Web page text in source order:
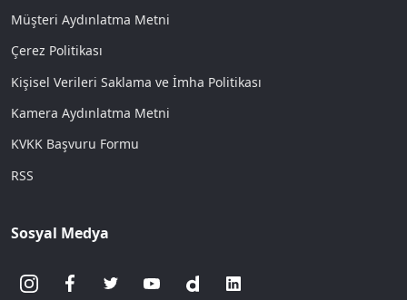
Müşteri Aydınlatma Metni
Çerez Politikası
Kişisel Verileri Saklama ve İmha Politikası
Kamera Aydınlatma Metni
KVKK Başvuru Formu
RSS
Sosyal Medya